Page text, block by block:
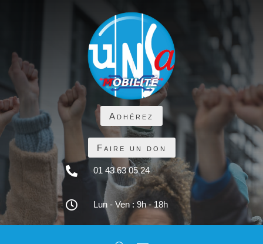
Adhérez
Faire un don
 01 43 63 05 24
 Lun - Ven : 9h - 18h